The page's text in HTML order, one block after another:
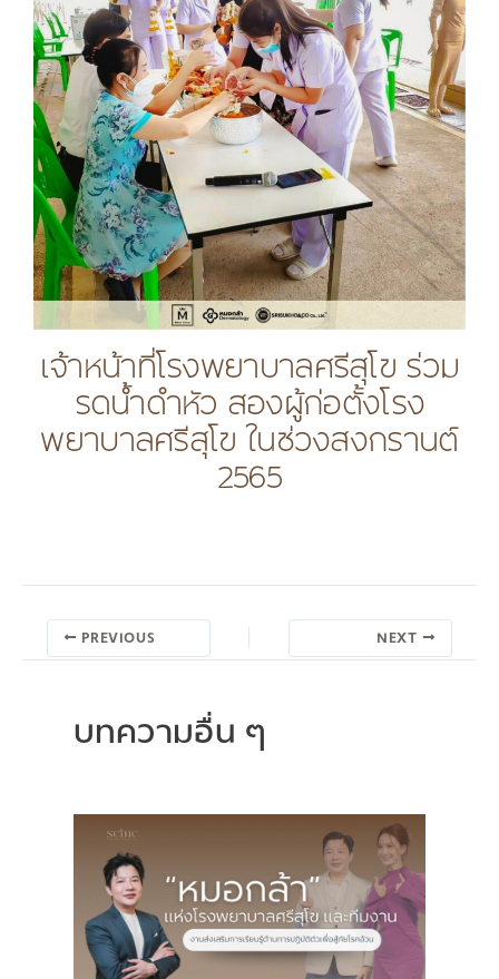
เจ้าหน้าที่โรงพยาบาลศรีสุโข ร่วม
รดน้ำดำหัว สองผู้ก่อตั้งโรง
พยาบาลศรีสุโข ในช่วงสงกรานต์
2565
PREVIOUS NEXT
บทความอื่น ๆ